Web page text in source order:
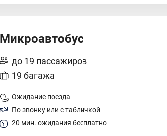
Микроавтобус
до 19 пассажиров
19 багажа
Ожидание поезда
По звонку или с табличкой
20 мин. ожидания бесплатно